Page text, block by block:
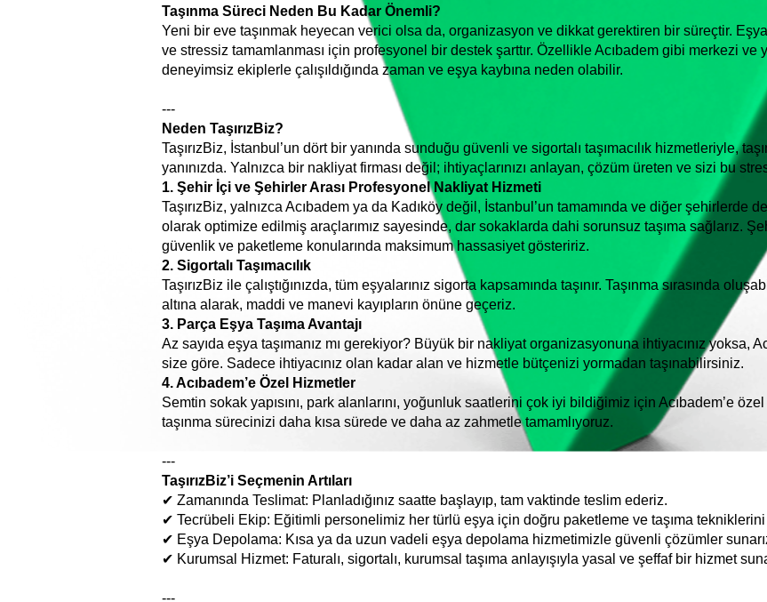
Taşınma Süreci Neden Bu Kadar Önemli?
Yeni bir eve taşınmak heyecan verici olsa da, organizasyon ve dikkat gerektiren bir süreçtir.
ve stressiz tamamlanması için profesyonel bir destek şarttır. Özellikle Acıbadem gibi merkezi ve
deneyimsiz ekiplerle çalışıldığında zaman ve eşya kaybına neden olabilir.
---
Neden TaşırızBiz?
TaşırızBiz, İstanbul’un dört bir yanında sunduğu güvenli ve sigortalı taşımacılık hizmetleriyle,
yanınızda. Yalnızca bir nakliyat firması değil; ihtiyaçlarınızı anlayan, çözüm üreten ve sizi bu
1. Şehir İçi ve Şehirler Arası Profesyonel Nakliyat Hizmeti
TaşırızBiz, yalnızca Acıbadem ya da Kadıköy değil, İstanbul’un tamamında ve diğer şehirlerde
olarak optimize edilmiş araçlarımız sayesinde, dar sokaklarda dahi sorunsuz taşıma sağlarız.
güvenlik ve paketleme konularında maksimum hassasiyet gösteririz.
2. Sigortalı Taşımacılık
TaşırızBiz ile çalıştığınızda, tüm eşyalarınız sigorta kapsamında taşınır. Taşınma sırasında
altına alarak, maddi ve manevi kayıpların önüne geçeriz.
3. Parça Eşya Taşıma Avantajı
Az sayıda eşya taşımanız mı gerekiyor? Büyük bir nakliyat organizasyonuna ihtiyacınız yoksa,
size göre. Sadece ihtiyacınız olan kadar alan ve hizmetle bütçenizi yormadan taşınabilirsiniz.
4. Acıbadem’e Özel Hizmetler
Semtin sokak yapısını, park alanlarını, yoğunluk saatlerini çok iyi bildiğimiz için Acıbadem’e
taşınma sürecinizi daha kısa sürede ve daha az zahmetle tamamlıyoruz.
---
TaşırızBiz’i Seçmenin Artıları
✔ Zamanında Teslimat: Planladığınız saatte başlayıp, tam vaktinde teslim ederiz.
✔ Tecrübeli Ekip: Eğitimli personelimiz her türlü eşya için doğru paketleme ve taşıma
✔ Eşya Depolama: Kısa ya da uzun vadeli eşya depolama hizmetimizle güvenli çözümler
✔ Kurumsal Hizmet: Faturalı, sigortalı, kurumsal taşıma anlayışıyla yasal ve şeffaf bir hizmet
---